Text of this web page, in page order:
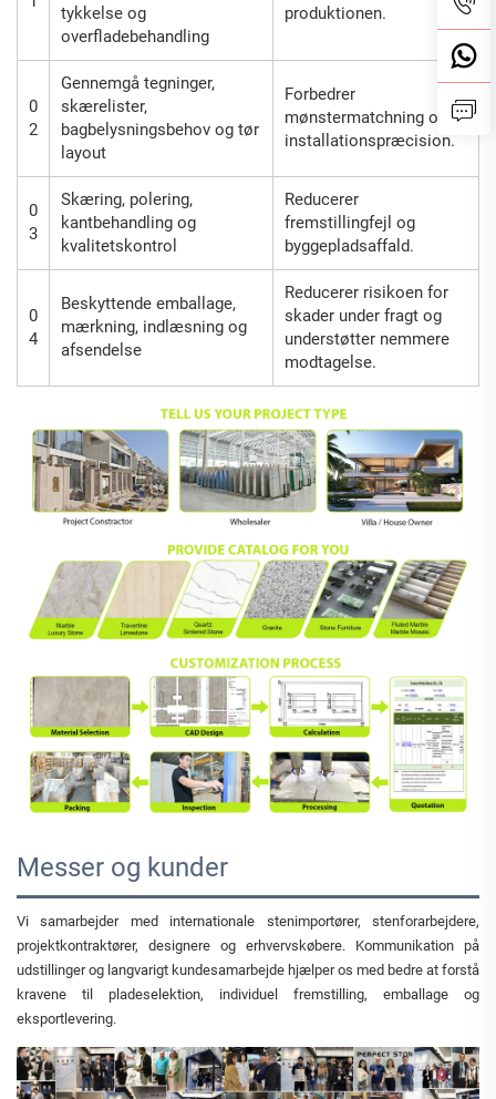
tykkelse og
overfladebehandling
produktionen.
0
2
Gennemgå tegninger,
skærelister,
bagbelysningsbehov og tør
layout
Forbedrer
mønstermatchning og
installationspræcision.
0
3
Skæring, polering,
kantbehandling og
kvalitetskontrol
Reducerer
fremstillingfejl og
byggepladsaffald.
0
4
Beskyttende emballage,
mærkning, indlæsning og
afsendelse
Reducerer risikoen for
skader under fragt og
understøtter nemmere
modtagelse.
Messer og kunder
Vi samarbejder med internationale stenimportører, stenforarbejdere,
projektkontraktører, designere og erhvervskøbere. Kommunikation på
udstillinger og langvarigt kundesamarbejde hjælper os med bedre at forstå
kravene til pladeselektion, individuel fremstilling, emballage og
eksportlevering.